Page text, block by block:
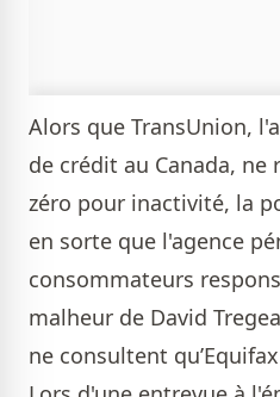
Alors que TransUnion,
de crédit au Canada, ne
zéro pour inactivité, la
en sorte que l'agence
consommateurs
malheur de David
ne consultent